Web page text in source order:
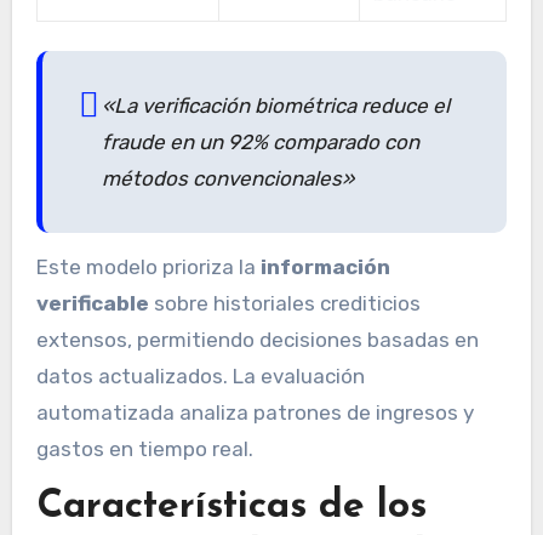
«La verificación biométrica reduce el
fraude en un 92% comparado con
métodos convencionales»
Este modelo prioriza la información
verificable sobre historiales crediticios
extensos, permitiendo decisiones basadas en
datos actualizados. La evaluación
automatizada analiza patrones de ingresos y
gastos en tiempo real.
Características de los